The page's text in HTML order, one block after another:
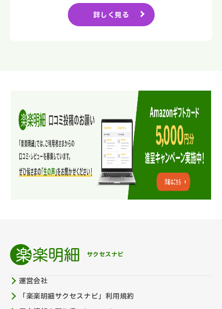
詳しく見る
サクセスナビ
運営会社
「楽楽明細サクセスナビ」利用規約